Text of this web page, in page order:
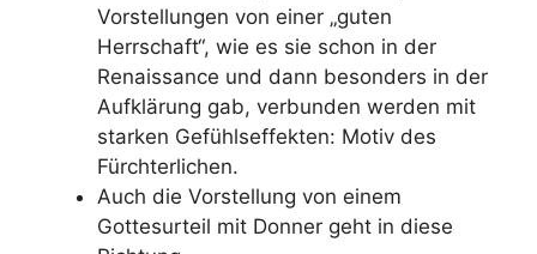
Vorstellungen von einer „guten
Herrschaft“, wie es sie schon in der
Renaissance und dann besonders in der
Aufklärung gab, verbunden werden mit
starken Gefühlseffekten: Motiv des
Fürchterlichen.
Auch die Vorstellung von einem
Gottesurteil mit Donner geht in diese